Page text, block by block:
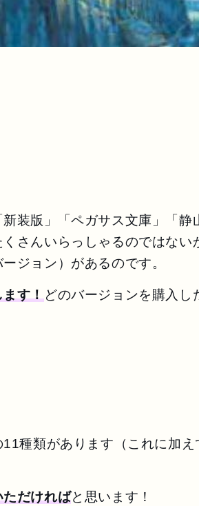
装版」「ペガサス文庫」「静
さんいらっしゃるのではない
ジョン）があるのです。
す！ どのバージョンを購入し
種類があります（これに加え
だければと思います！